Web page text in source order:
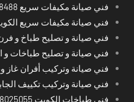
فني صيانة مكيفات سريع 98548488 الدسمة
فني صيانة مكيفات سريع
فني صيانة و تصليح طباخ و
فني صيانة و تصليح طباخات
فني صيانة وتركيب أفران غاز
فني صيانة وتركيب تكييف
فني طباخات الكويت 98025055